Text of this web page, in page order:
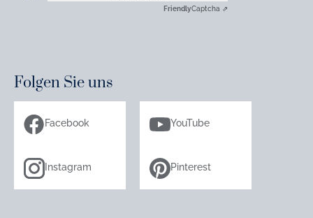
FriendlyCaptcha ⇗
Folgen Sie uns
Facebook YouTube
Instagram Pinterest